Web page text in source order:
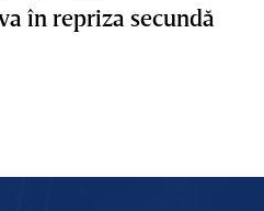
în repriza secundă